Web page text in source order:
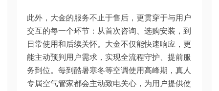
此外，大金的服务不止于售后，更贯穿于与用户
交互的每一个环节：从首次咨询、选购安装，到
日常使用和后续关怀。大金不仅能快速响应，更
能主动预判用户需求，实现全流程守护、提前服
务到位。每到酷暑寒冬等空调使用高峰期，真人
专属空气管家都会主动致电关心，为用户提供使